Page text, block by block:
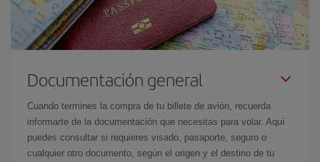
Documentación general
Cuando termines la compra de tu billete de avión, recuerda
informarte de la documentación que necesitas para volar. Aquí
puedes consultar si requieres visado, pasaporte, seguro o
cualquier otro documento, según el origen y el destino de tu